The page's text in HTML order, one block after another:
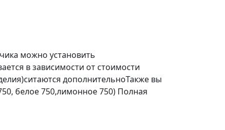
можно установить
в зависимости от стоимости
дополнительноТакже вы
белое 750,лимонное 750) Полная